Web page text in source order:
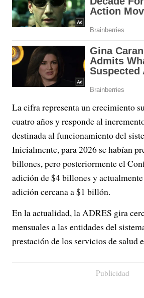
La cifra representa un crecimiento
cuatro años y responde al
destinada al funcionamiento del
Inicialmente, para 2026 se habían
billones, pero posteriormente el
adición de $4 billones y
adición cercana a $1 billón.
En la actualidad, la ADRES gira
mensuales a las entidades del
prestación de los servicios de salud
Publicidad